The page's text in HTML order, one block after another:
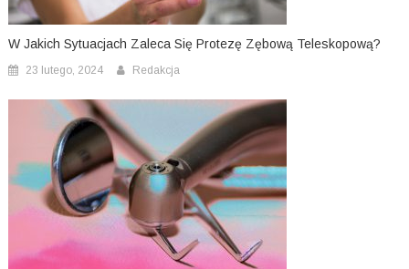
W Jakich Sytuacjach Zaleca Się Protezę Zębową Teleskopową?
23 lutego, 2024 Redakcja